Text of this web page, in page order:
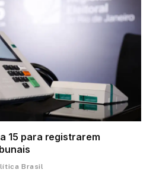
15 para registrarem
Brasil